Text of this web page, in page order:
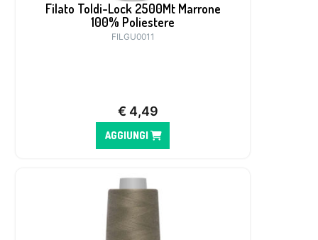
Filato Toldi-Lock 2500Mt Marrone
100% Poliestere
FILGU0011
€ 4,49
AGGIUNGI